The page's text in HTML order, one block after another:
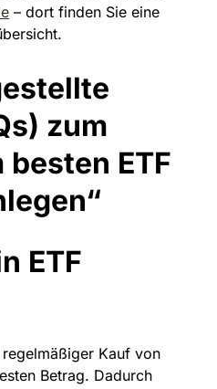
– dort finden Sie eine
zum
besten ETF
ETF
Kauf von
Betrag. Dadurch